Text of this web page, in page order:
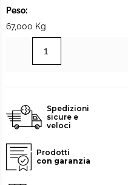
Peso:
67,000 Kg
Spedizioni
sicure e
veloci
Prodotti
con garanzia